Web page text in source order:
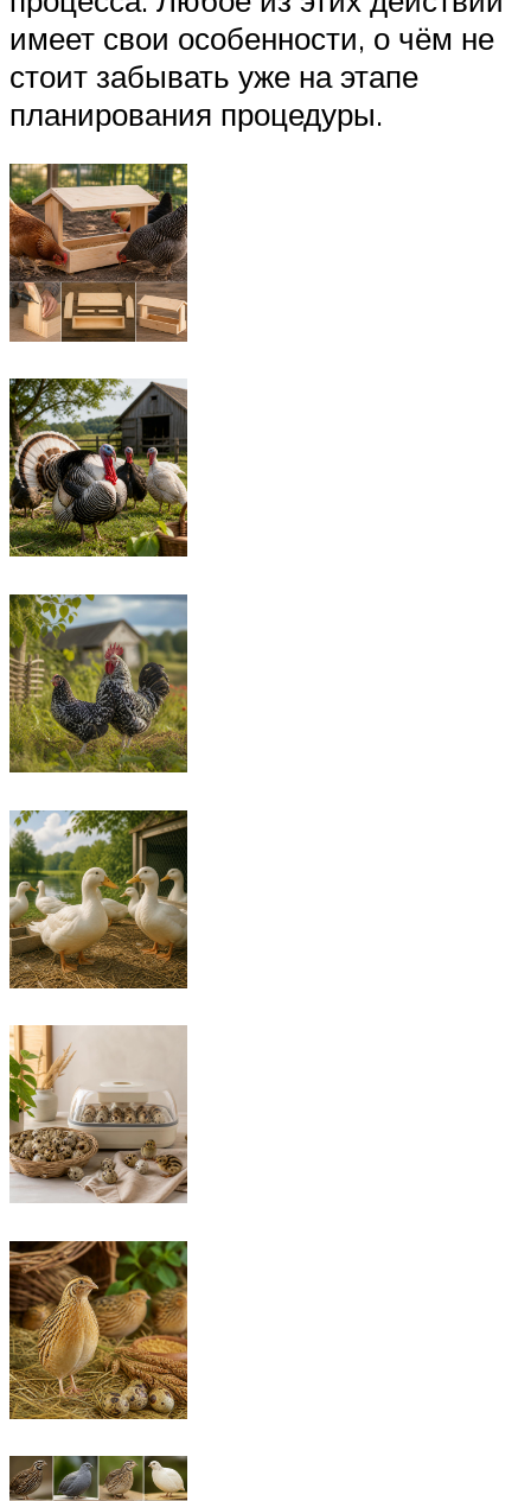
имеет свои особенности, о чём не
стоит забывать уже на этапе
планирования процедуры.